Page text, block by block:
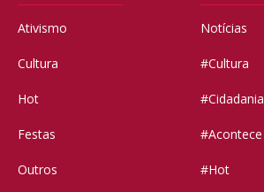
Ativismo
Cultura
Hot
Festas
Outros
Notícias
#Cultura
#Cidadania
#Acontece
#Hot